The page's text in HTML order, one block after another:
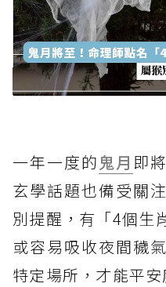
一年一度的 鬼月 即
玄學話題也備受關
別提醒，有「4個生
或容易吸收夜間穢
特定場所，才能平